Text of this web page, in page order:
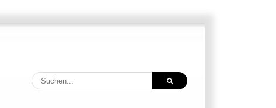
Suche
nach: